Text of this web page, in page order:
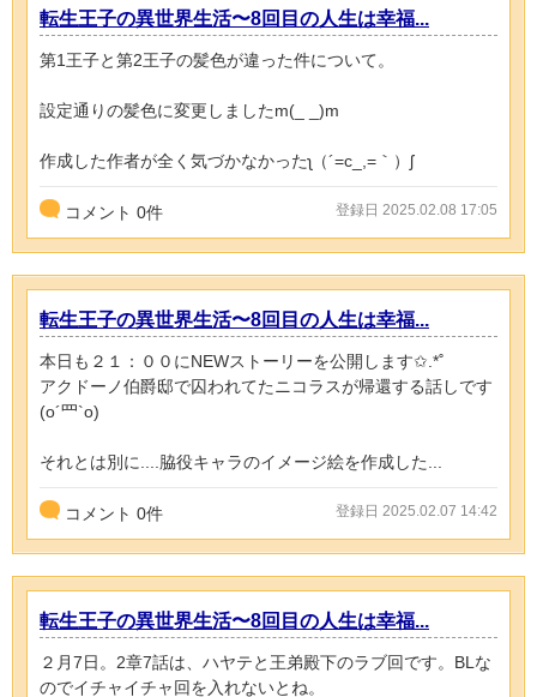
転生王子の異世界生活〜8回目の人生は幸福...
第1王子と第2王子の髪色が違った件について。
設定通りの髪色に変更しましたm(_ _)m
作成した作者が全く気づかなかったʅ（´=c_,=｀）ʃ
コメント 0件 登録日 2025.02.08 17:05
転生王子の異世界生活〜8回目の人生は幸福...
本日も２１：００にNEWストーリーを公開します✩.*˚
アクドーノ伯爵邸で囚われてたニコラスが帰還する話しです
(o´罒`o)
それとは別に....脇役キャラのイメージ絵を作成した...
コメント 0件 登録日 2025.02.07 14:42
転生王子の異世界生活〜8回目の人生は幸福...
２月7日。2章7話は、ハヤテと王弟殿下のラブ回です。BLな
のでイチャイチャ回を入れないとね。